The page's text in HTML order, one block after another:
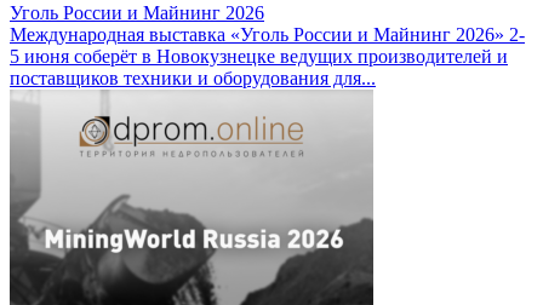
Уголь России и Майнинг 2026
Международная выставка «Уголь России и Майнинг 2026» 2-
5 июня соберёт в Новокузнецке ведущих производителей и
поставщиков техники и оборудования для...